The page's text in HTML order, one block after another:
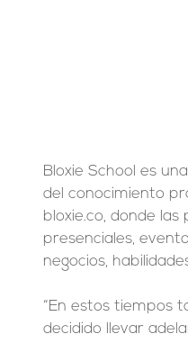
Bloxie School es
del conocimiento
bloxie.co, donde
presenciales,
negocios,
“En estos tiempos
decidido llevar